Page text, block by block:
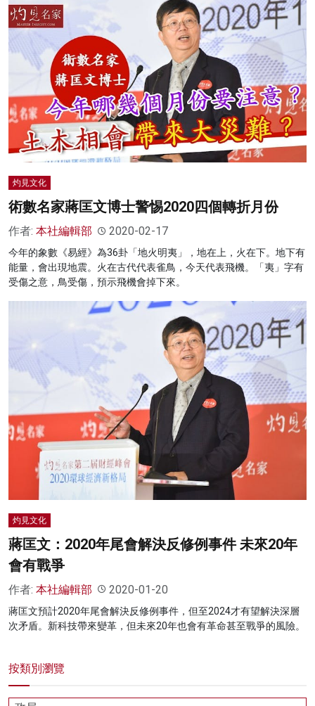
灼見文化
術數名家蔣匡文博士警惕2020四個轉折月份
作者: 本社編輯部 2020-02-17
今年的象數《易經》為36卦「地火明夷」，地在上，火在下。地下有
能量，會出現地震。火在古代代表雀鳥，今天代表飛機。「夷」字有
受傷之意，鳥受傷，預示飛機會掉下來。
灼見文化
蔣匡文：2020年尾會解決反修例事件 未來20年
會有戰爭
作者: 本社編輯部 2020-01-20
蔣匡文預計2020年尾會解決反修例事件，但至2024才有望解決深層
次矛盾。新科技帶來變革，但未來20年也會有革命甚至戰爭的風險。
按類別瀏覽